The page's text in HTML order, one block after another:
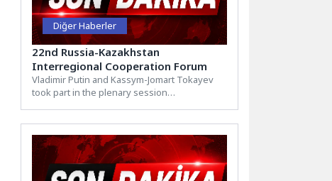
Diğer Haberler
22nd Russia-Kazakhstan
Interregional Cooperation Forum
Vladimir Putin and Kassym-Jomart Tokayev
took part in the plenary session